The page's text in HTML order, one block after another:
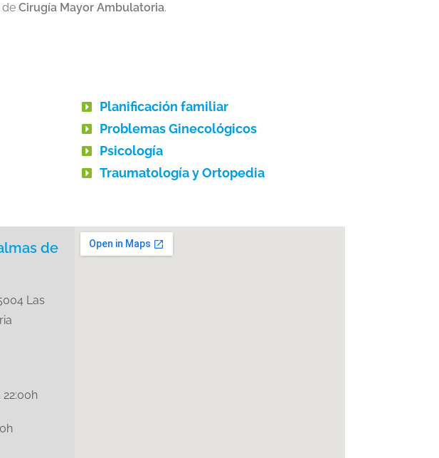
de Cirugía Mayor Ambulatoria.
Planificación familiar
Problemas Ginecológicos
Psicología
Traumatología y Ortopedia
de
Las